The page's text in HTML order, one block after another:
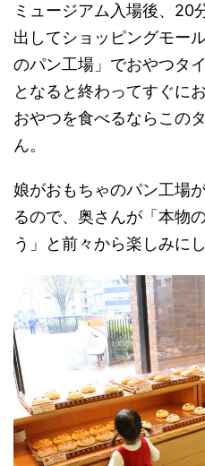
ミュージアム入場後、20
出してショッピングモー
のパン工場」でおやつタ
となると終わってすぐに
おやつを食べるならこの
ん。
娘がおもちゃのパン工場
るので、奥さんが「本物
う」と前々から楽しみに